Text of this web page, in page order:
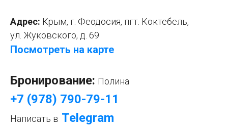
Адрес: Крым, г. Феодосия, пгт. Коктебель,
ул. Жуковского, д. 69
Посмотреть на карте
Бронирование: Полина
+7 (978) 790-79-11
Написать в Telegram